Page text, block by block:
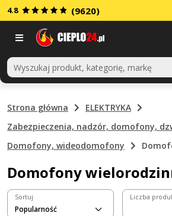
4.8 (9620)
Strona główna
ELEKTRYKA
Zabezpieczenia, nadzór, domofony,
Domofony, wideodomofony
Domofony
Sortuj Liczba